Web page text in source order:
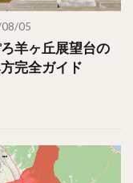
05
羊ヶ丘展望台の
完全ガイド